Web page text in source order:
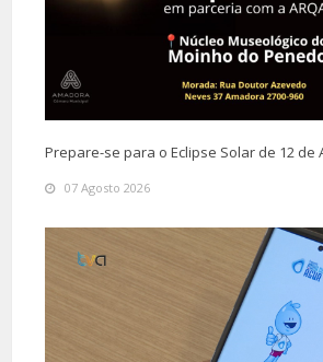
Prepare-se para o Eclipse Solar de 12 de
07 Agosto 2026